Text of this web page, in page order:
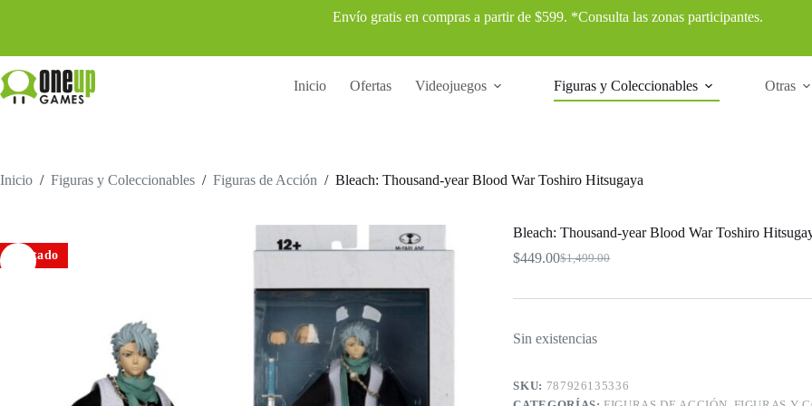
Envío gratis en compras a partir de $599. *Consulta las zonas participantes.
Inicio Ofertas Videojuegos Figuras y Coleccionables Otras
Inicio / Figuras y Coleccionables / Figuras de Acción / Bleach: Thousand-year Blood War Toshiro Hitsugaya
Agotado
Bleach: Thousand-year Blood War Toshiro
$1,499.00
El
original
$1,499.00.
$449.00El
actual
$449.00.
Sin existencias
SKU: 787926135336